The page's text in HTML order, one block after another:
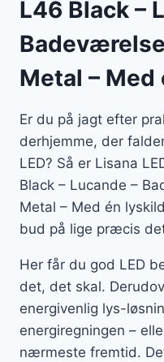
L46 Black –
Metal –
Er du på jagt efter
derhjemme, der
LED? Så er Lisana
Black – Lucande –
Metal – Med én
bud på lige præcis
Her får du god LED
det, det skal.
energivenlig lys-
energiregningen –
nærmeste fremtid.